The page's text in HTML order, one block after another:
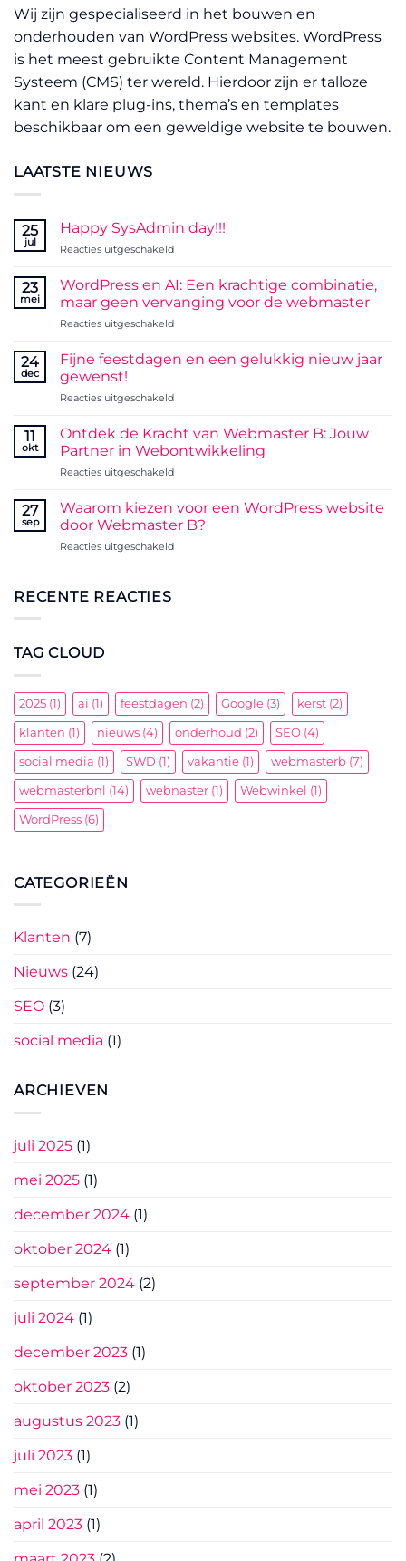
Wij zijn gespecialiseerd in het bouwen en
onderhouden van WordPress websites. WordPress
is het meest gebruikte Content Management
Systeem (CMS) ter wereld. Hierdoor zijn er talloze
kant en klare plug-ins, thema’s en templates
beschikbaar om een geweldige website te bouwen.
LAATSTE NIEUWS
25
jul
Happy SysAdmin day!!!
Reacties uitgeschakeldvoor
SysAdmin
day!!!
23
mei
WordPress en AI: Een krachtige combinatie,
maar geen vervanging voor de webmaster
Reacties uitgeschakeldvoor
AI:
krachtige
maar
geen
voor
webmaster
24
dec
Fijne feestdagen en een gelukkig nieuw jaar
gewenst!
Reacties uitgeschakeldvoor
feestdagen
en
een
gelukkig
jaar
gewenst!
11
okt
Ontdek de Kracht van Webmaster B: Jouw
Partner in Webontwikkeling
Reacties uitgeschakeldvoor
Kracht
van
Webmaster
27
sep
Waarom kiezen voor een WordPress website
door Webmaster B?
Reacties uitgeschakeldvoor
RECENTE REACTIES
TAG CLOUD
2025 (1) ai (1) feestdagen (2) Google (3) kerst (2)
klanten (1) nieuws (4) onderhoud (2) SEO (4)
social media (1) SWD (1) vakantie (1) webmasterb (7)
webmasterbnl (14) webnaster (1) Webwinkel (1)
WordPress (6)
CATEGORIEËN
Klanten (7)
Nieuws (24)
SEO (3)
social media (1)
ARCHIEVEN
juli 2025 (1)
mei 2025 (1)
december 2024 (1)
oktober 2024 (1)
september 2024 (2)
juli 2024 (1)
december 2023 (1)
oktober 2023 (2)
augustus 2023 (1)
juli 2023 (1)
mei 2023 (1)
april 2023 (1)